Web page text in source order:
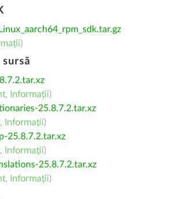
)
sursă
, Informații)
25.8.7.2.tar.xz
, Informații)
25.8.7.2.tar.xz
, Informații)
25.8.7.2.tar.xz
, Informații)